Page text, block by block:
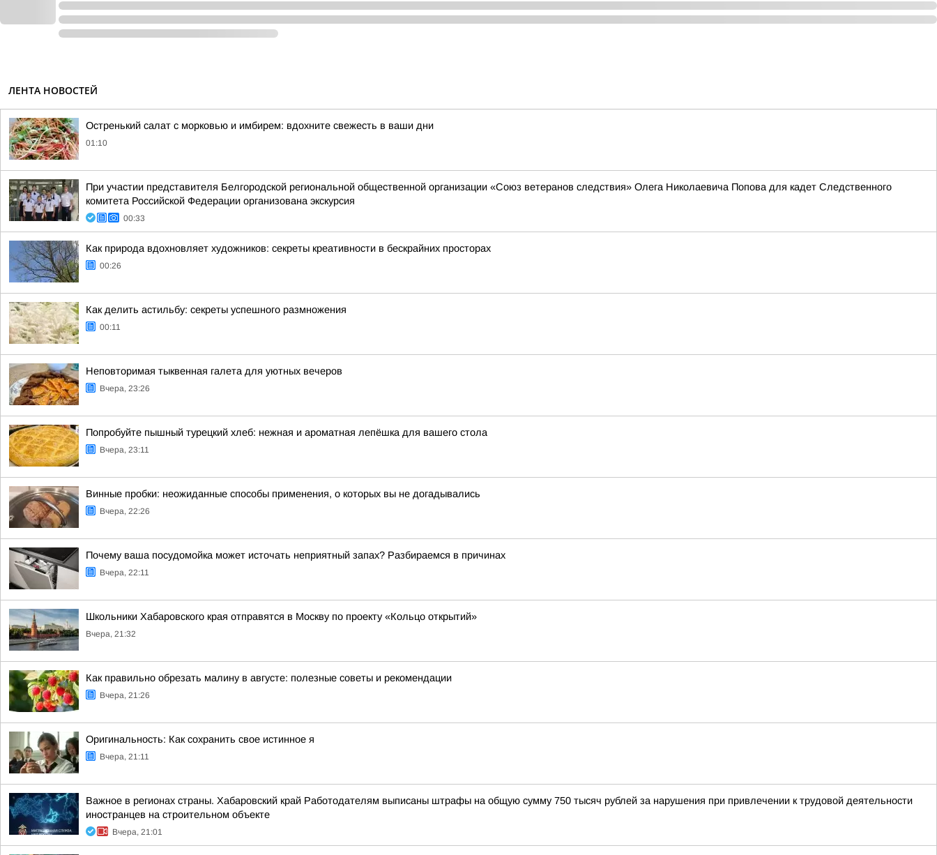
ЛЕНТА НОВОСТЕЙ
Остренький салат с морковью и имбирем: вдохните свежесть в ваши дни
01:10
При участии представителя Белгородской региональной общественной организации «Союз ветеранов следствия» Олега Николаевича Попова для кадет Следственного
комитета Российской Федерации организована экскурсия
00:33
Как природа вдохновляет художников: секреты креативности в бескрайних просторах
00:26
Как делить астильбу: секреты успешного размножения
00:11
Неповторимая тыквенная галета для уютных вечеров
Вчера, 23:26
Попробуйте пышный турецкий хлеб: нежная и ароматная лепёшка для вашего стола
Вчера, 23:11
Винные пробки: неожиданные способы применения, о которых вы не догадывались
Вчера, 22:26
Почему ваша посудомойка может источать неприятный запах? Разбираемся в причинах
Вчера, 22:11
Школьники Хабаровского края отправятся в Москву по проекту «Кольцо открытий»
Вчера, 21:32
Как правильно обрезать малину в августе: полезные советы и рекомендации
Вчера, 21:26
Оригинальность: Как сохранить свое истинное я
Вчера, 21:11
Важное в регионах страны. Хабаровский край Работодателям выписаны штрафы на общую сумму 750 тысяч рублей за нарушения при привлечении к трудовой деятельности
иностранцев на строительном объекте
Вчера, 21:01